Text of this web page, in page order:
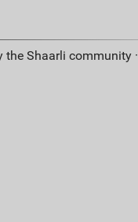
the Shaarli community ·